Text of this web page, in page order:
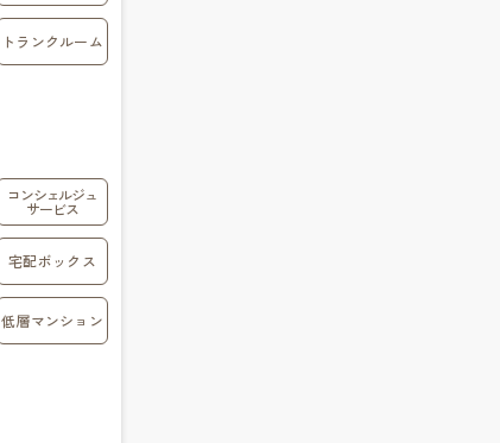
トランクルーム
コンシェルジュ
サービス
宅配ボックス
低層マンション